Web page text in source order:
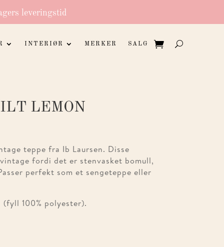
leveringstid
INTERIØR MERKER SALG
LEMON
teppe fra Ib Laursen. Disse
fordi det er stenvasket bomull,
perfekt som et sengeteppe eller
100% polyester).